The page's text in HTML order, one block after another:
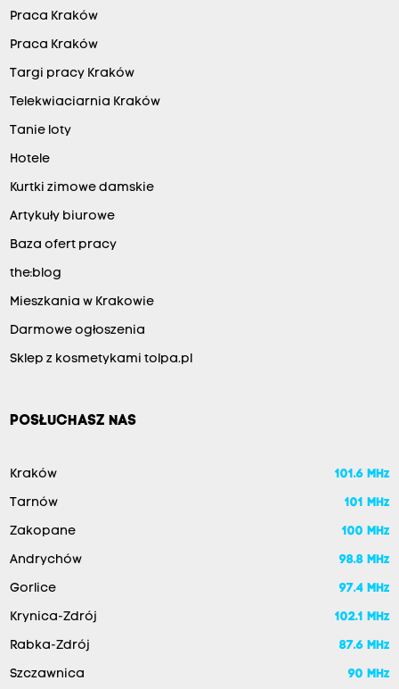
Praca Kraków
Praca Kraków
Targi pracy Kraków
Telekwiaciarnia Kraków
Tanie loty
Hotele
Kurtki zimowe damskie
Artykuły biurowe
Baza ofert pracy
the:blog
Mieszkania w Krakowie
Darmowe ogłoszenia
Sklep z kosmetykami tolpa.pl
POSŁUCHASZ NAS
Kraków 101.6 MHz
Tarnów 101 MHz
Zakopane 100 MHz
Andrychów 98.8 MHz
Gorlice 97.4 MHz
Krynica-Zdrój 102.1 MHz
Rabka-Zdrój 87.6 MHz
Szczawnica 90 MHz